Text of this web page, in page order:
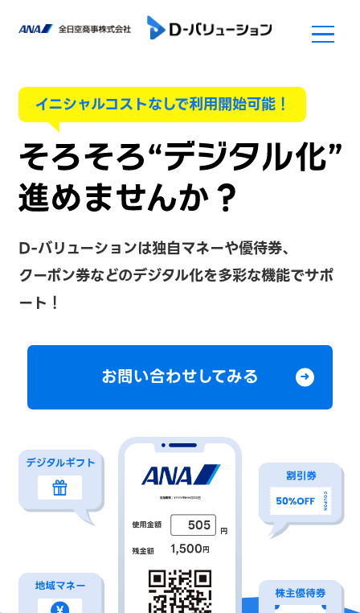
イニシャルコストなしで利用開始可能！
D-バリューションは独自マネーや優待券、
クーポン券などのデジタル化を多彩な機能でサポ
ート！
お問い合わせしてみる